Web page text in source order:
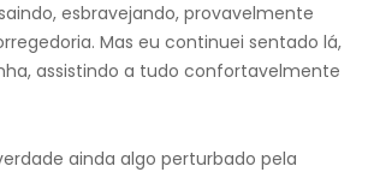
esbravejando, provavelmente
Mas eu continuei sentado lá,
assistindo a tudo confortavelmente
ainda algo perturbado pela